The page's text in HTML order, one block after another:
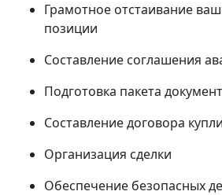
Грамотное отстаивание
позиции
Составление соглашения
Подготовка пакета
Составление договора
Организация сделки
Обеспечение безопасных